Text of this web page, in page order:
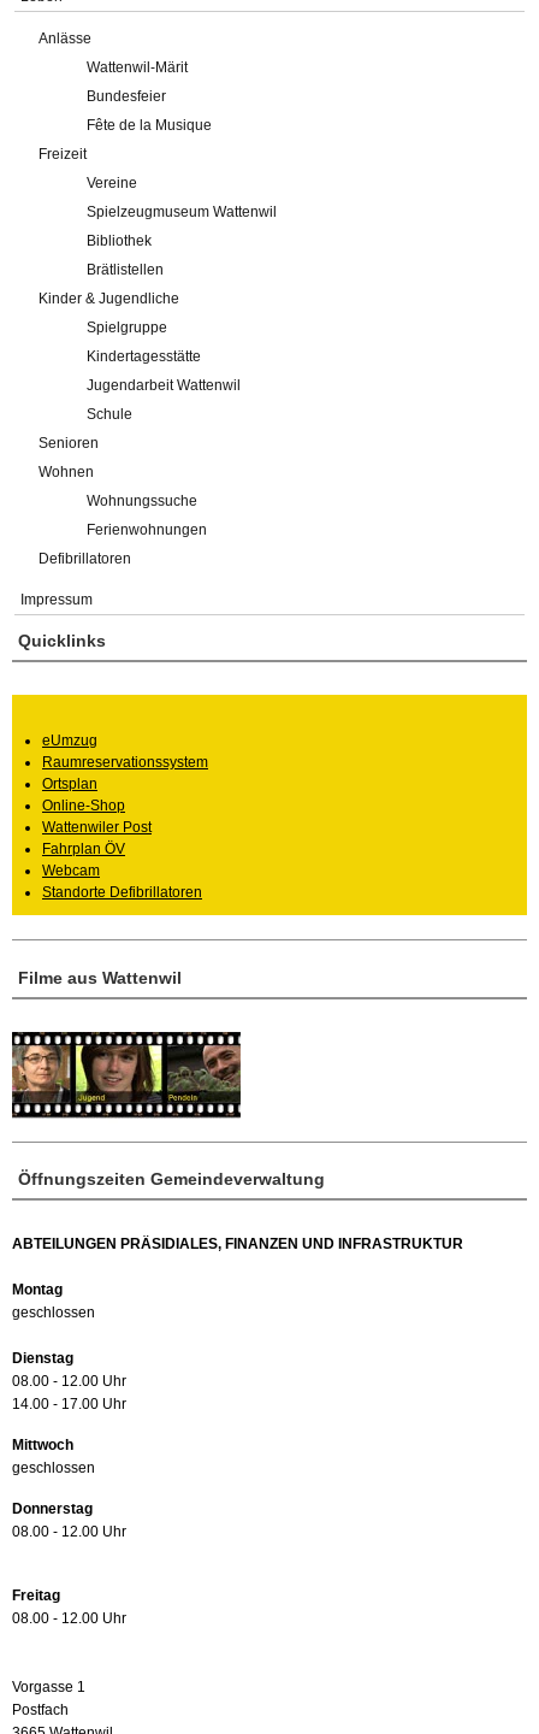
Anlässe
Wattenwil-Märit
Bundesfeier
Fête de la Musique
Freizeit
Vereine
Spielzeugmuseum Wattenwil
Bibliothek
Brätlistellen
Kinder & Jugendliche
Spielgruppe
Kindertagesstätte
Jugendarbeit Wattenwil
Schule
Senioren
Wohnen
Wohnungssuche
Ferienwohnungen
Defibrillatoren
Impressum
Öffnungszeiten Gemeindeverwaltung
ABTEILUNGEN PRÄSIDIALES, FINANZEN UND INFRASTRUKTUR
Montag
geschlossen
Dienstag
08.00 - 12.00 Uhr
14.00 - 17.00 Uhr
Mittwoch
geschlossen
Donnerstag
08.00 - 12.00 Uhr
Freitag
08.00 - 12.00 Uhr
Vorgasse 1
Postfach
Filme aus Wattenwil
Quicklinks
eUmzug
Raumreservationssystem
Ortsplan
Online-Shop
Wattenwiler Post
Fahrplan ÖV
Webcam
Standorte Defibrillatoren